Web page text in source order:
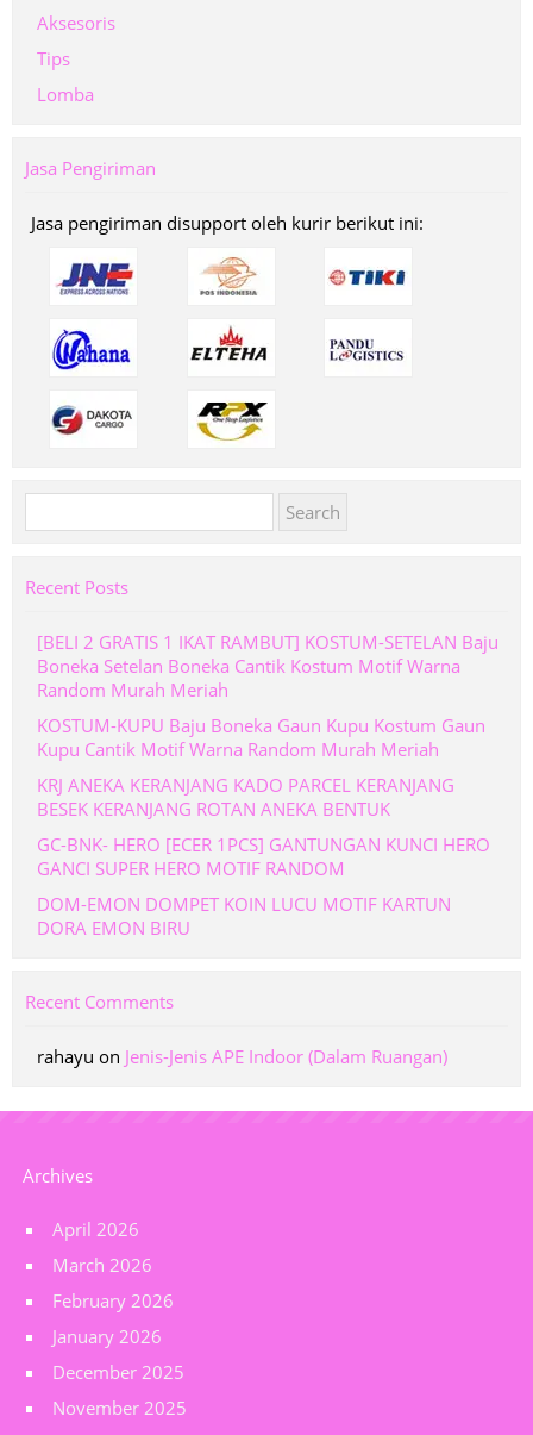
Aksesoris
Tips
Lomba
Jasa Pengiriman
Jasa pengiriman disupport oleh kurir berikut ini:
for:
Recent Posts
[BELI 2 GRATIS 1 IKAT RAMBUT] KOSTUM-SETELAN Baju
Boneka Setelan Boneka Cantik Kostum Motif Warna
Random Murah Meriah
KOSTUM-KUPU Baju Boneka Gaun Kupu Kostum Gaun
Kupu Cantik Motif Warna Random Murah Meriah
KRJ ANEKA KERANJANG KADO PARCEL KERANJANG
BESEK KERANJANG ROTAN ANEKA BENTUK
GC-BNK- HERO [ECER 1PCS] GANTUNGAN KUNCI HERO
GANCI SUPER HERO MOTIF RANDOM
DOM-EMON DOMPET KOIN LUCU MOTIF KARTUN
DORA EMON BIRU
Recent Comments
rahayu on Jenis-Jenis APE Indoor (Dalam Ruangan)
Archives
April 2026
March 2026
February 2026
January 2026
December 2025
November 2025